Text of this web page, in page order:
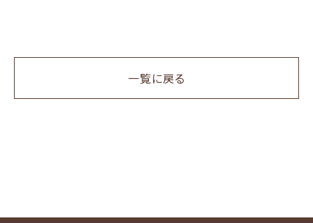
一覧に戻る